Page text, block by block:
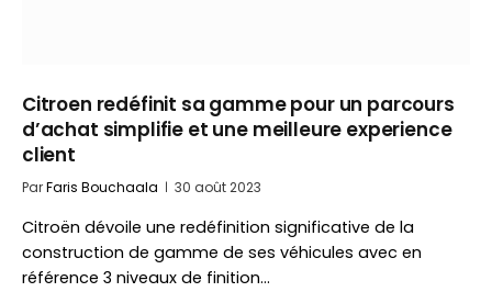
Citroen redéfinit sa gamme pour un parcours
d’achat simplifie et une meilleure experience
client
ParFaris Bouchaala 30 août 2023
Citroën dévoile une redéfinition significative de la
construction de gamme de ses véhicules avec en
référence 3 niveaux de finition…